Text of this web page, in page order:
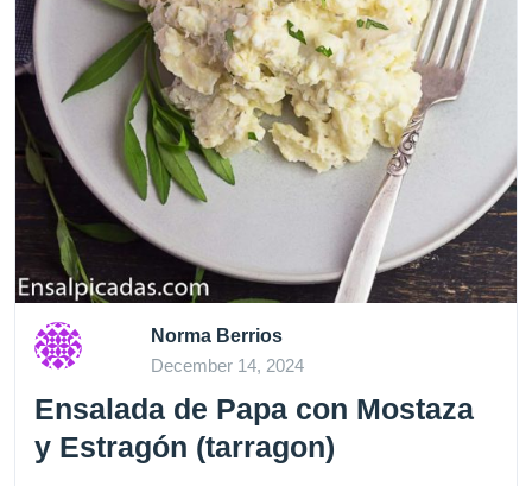
Norma Berrios
December 14, 2024
Ensalada de Papa con Mostaza
y Estragón (tarragon)